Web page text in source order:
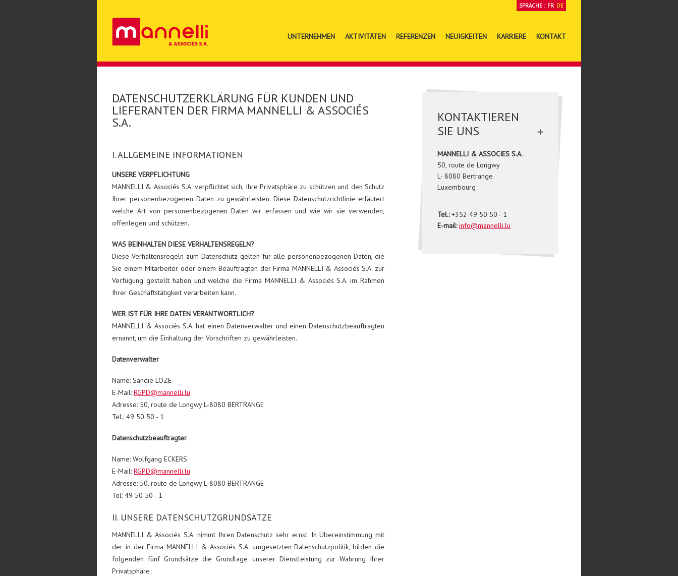
DE
FR
SPRACHE :
KONTAKT
KARRIERE
NEUIGKEITEN
REFERENZEN
AKTIVITÄTEN
UNTERNEHMEN
DATENSCHUTZERKLÄRUNG FÜR KUNDEN UND
LIEFERANTEN DER FIRMA MANNELLI & ASSOCIÉS
S.A.
I. ALLGEMEINE INFORMATIONEN
UNSERE VERPFLICHTUNG
MANNELLI & Associés S.A. verpflichtet sich, Ihre Privatsphäre zu schützen und den Schutz
Ihrer personenbezogenen Daten zu gewährleisten. Diese Datenschutzrichtlinie erläutert
welche Art von personenbezogenen Daten wir erfassen und wie wir sie verwenden,
offenlegen und schützen.
WAS BEINHALTEN DIESE VERHALTENSREGELN?
Diese Verhaltensregeln zum Datenschutz gelten für alle personenbezogenen Daten, die
Sie einem Mitarbeiter oder einem Beauftragten der Firma MANNELLI & Associés S.A. zur
Verfügung gestellt haben und welche die Firma MANNELLI & Associés S.A. im Rahmen
Ihrer Geschäftstätigkeit verarbeiten kann.
WER IST FÜR IHRE DATEN VERANTWORTLICH?
MANNELLI & Associés S.A. hat einen Datenverwalter und einen Datenschutzbeauftragten
ernannt, um die Einhaltung der Vorschriften zu gewährleisten.
Datenverwalter
Name: Sandie LOZE
E-Mail: RGPD@mannelli.lu
Adresse: 50, route de Longwy L-8080 BERTRANGE
Tel.: 49 50 50 - 1
Datenschutzbeauftragter
Name: Wolfgang ECKERS
E-Mail: RGPD@mannelli.lu
Adresse: 50, route de Longwy L-8080 BERTRANGE
Tel: 49 50 50 - 1
II. UNSERE DATENSCHUTZGRUNDSÄTZE
MANNELLI & Associés S.A. nimmt Ihren Datenschutz sehr ernst. In Übereinstimmung mit
der in der Firma MANNELLI & Associés S.A. umgesetzten Datenschutzpolitik, bilden die
folgenden fünf Grundsätze die Grundlage unserer Dienstleistung zur Wahrung Ihrer
Privatsphäre;
KONTAKTIEREN
SIE UNS
MANNELLI & ASSOCIES S.A.
50, route de Longwy
L- 8080 Bertrange
Luxembourg
Tel.:+352 49 50 50 - 1
E-mail: info@mannelli.lu